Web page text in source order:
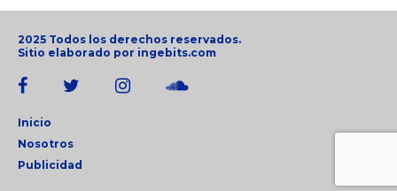
2025 Todos los derechos reservados.
Sitio elaborado por ingebits.com
Inicio
Nosotros
Publicidad